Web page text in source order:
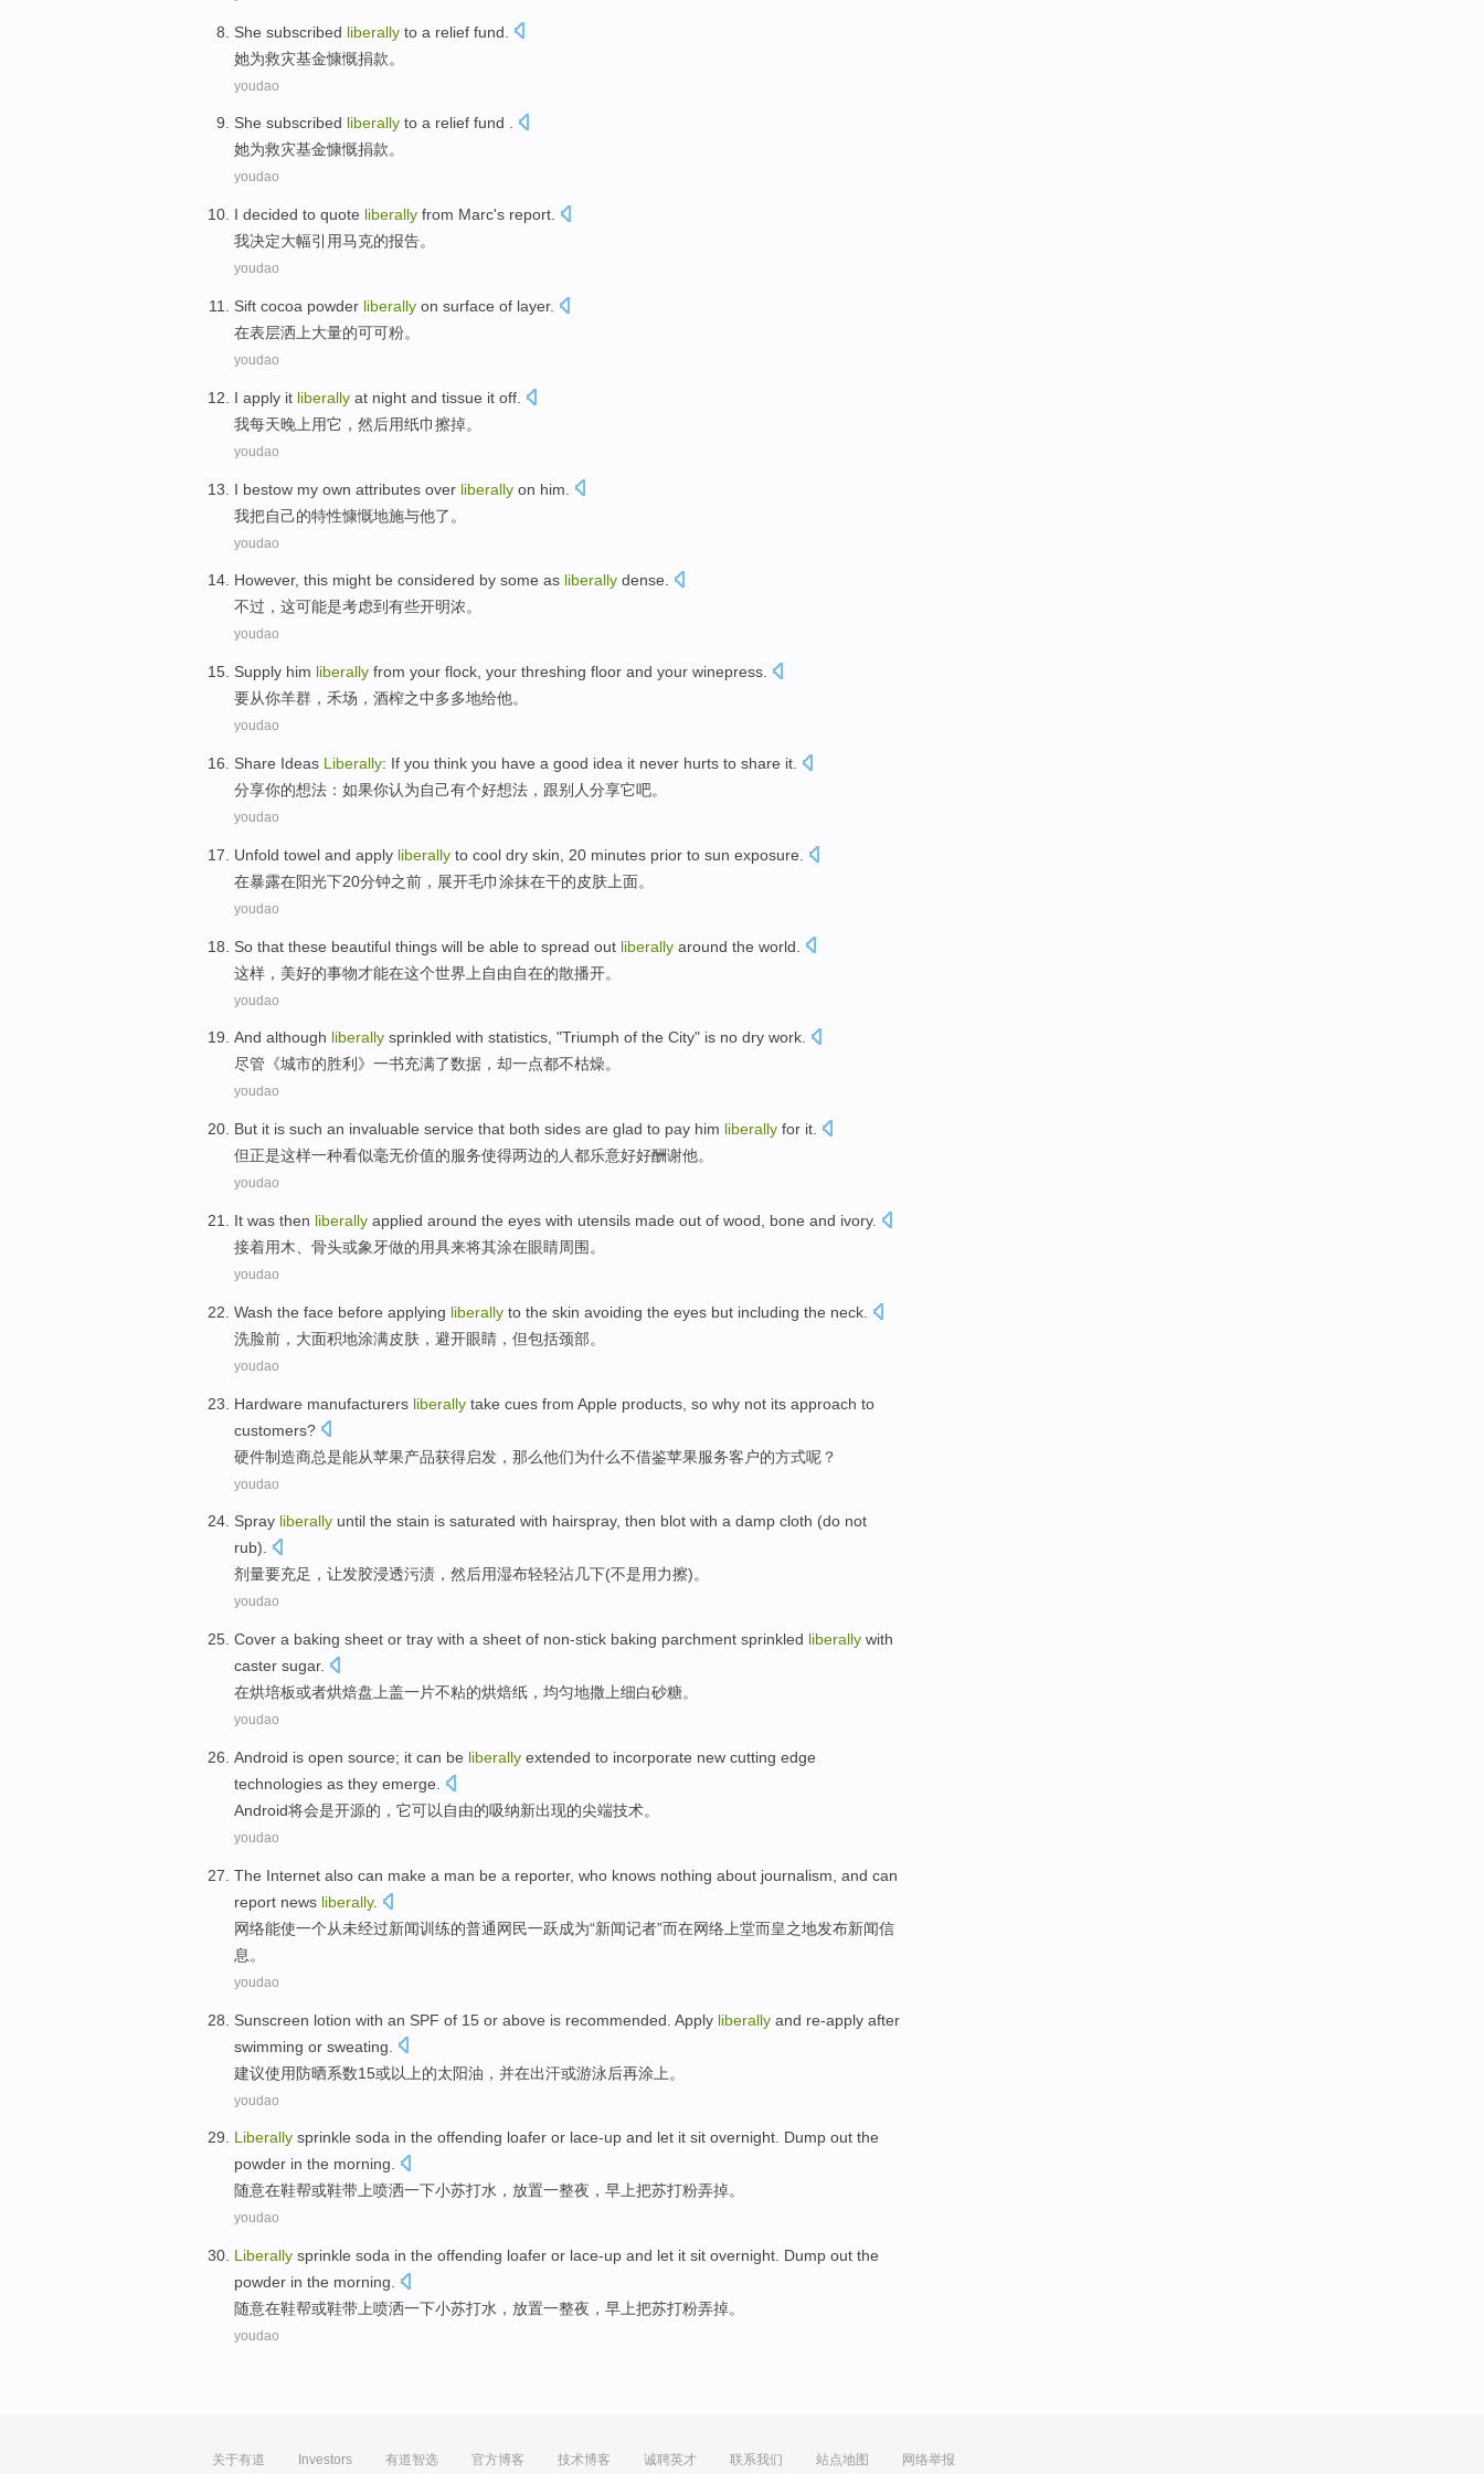
She subscribed liberally to a relief fund
她为救灾基金慷慨捐款。
youdao
She subscribed liberally to a relief fund .
她为救灾基金慷慨捐款。
youdao
I decided to quote liberally from Marc's report
我决定大幅引用马克的报告。
youdao
Sift cocoa powder liberally on surface of layer.
在表层洒上大量的可可粉。
youdao
I apply it liberally at night and tissue it off.
我每天晚上 用它 ，然后用纸巾擦掉。
youdao
I bestow my own attributes over liberally on him
我把自己的特性慷慨地施与他了。
youdao
However, this might be considered by some as liberally dense.
不过 ， 这可能是考虑到有些开明浓。
youdao
Supply him liberally from your flock , your threshing floor and your winepress
要从你羊群 ， 禾场 ， 酒榨之中多多地给他。
youdao
Share Ideas Liberally: If you think you have a good idea it never hurts to share it
分享你的想法 ： 如果你认为自己有个好想法 ，跟别人分享它吧。
youdao
Unfold towel and apply liberally to cool dry skin 20 minutes prior to sun exposure
在暴露在阳光下20分钟之前 ， 展开毛巾涂抹在干的皮肤 上面。
youdao
So that these beautiful things will be able to spread out liberally around the world
这样 ， 美好的事物才能在这个世界上 自由自在的散播开。
youdao
And although liberally sprinkled with statistics, "Triumph of the City" is no dry work.
尽管 《城市的胜利 》 一书充满了数据 ， 却一点都不枯燥。
youdao
But it is such an invaluable service that both sides are glad to pay him liberally for it.
但正是这样一种看似毫无价值的服务使得两边的 人都乐意好好酬谢他。
youdao
It was then liberally applied around the eyes with utensils made out of wood bone and ivory.
接着用木 骨头或象牙做的用具来将其涂在眼睛周围 。
youdao
Wash the face before applying liberally to the skin avoiding the eyes but including the neck
洗脸前，大面积地涂满皮肤 ， 避开眼睛 ， 但包括颈部。
youdao
Hardware manufacturers liberally take cues from Apple products so why not its approach to
customers?
硬件制造商总是能从苹果产品获得启发 ， 那么他们为什么不借鉴苹果服务客户的方式呢？
youdao
Spray liberally until the stain is saturated with hairspray, then blot with a damp cloth (do not
rub).
剂量要充足，让发胶浸透污渍 ， 然后用湿布轻轻沾几下(不是用力擦)。
youdao
Cover a baking sheet or tray with a sheet of non-stick baking parchment sprinkled liberally with
caster sugar.
在烘培板或者烘焙盘上盖一片不粘的烘焙纸，均匀地撒上细白砂糖。
youdao
Android is open source; it can be liberally extended to incorporate new cutting edge
technologies as they emerge
Android将会是开源的， 它可以 自由的吸纳新出现的尖端技术。
youdao
The Internet also can make a man be a reporter, who knows nothing about journalism and can
report news liberally.
网络能使一个从未经过新闻训练的普通网民一跃成为“新闻记者”而在网络上堂而皇之地发布新闻信
息。
youdao
Sunscreen lotion with an SPF of 15 or above is recommended Apply liberally and re-apply after
swimming or sweating
建议使用防晒系数15或以上的太阳油，并在出汗或游泳后再涂 上。
youdao
Liberally sprinkle soda in the offending loafer or lace-up and let it sit overnight. Dump out the
powder in the morning.
随意在鞋帮或鞋带上喷洒一下小苏打水， 放置一整夜 ， 早上把苏打粉弄掉。
youdao
Liberally sprinkle soda in the offending loafer or lace-up and let it sit overnight Dump out the
powder in the morning
随意在鞋帮或鞋带 上喷洒一下小苏打水， 放置一整夜 ， 早上把苏打粉弄掉。
youdao
关于有道 Investors 有道智选 官方博客 技术博客 诚聘英才 联系我们 站点地图 网络举报